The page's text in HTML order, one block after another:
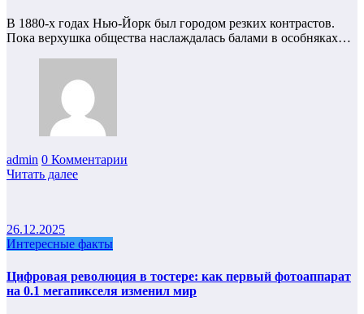
В 1880-х годах Нью-Йорк был городом резких контрастов.
Пока верхушка общества наслаждалась балами в особняках…
admin 0 Комментарии
Читать далее
26.12.2025
Интересные факты
Цифровая революция в тостере: как первый фотоаппарат
на 0.1 мегапикселя изменил мир